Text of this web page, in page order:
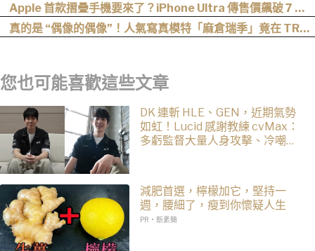
Apple 首款摺疊手機要來了？iPhone Ultra 傳售價飆破 7 萬
元！
真的是 “偶像的偶像”！人氣寫真模特「麻倉瑞季」竟在 TRE
您也可能喜歡這些文章
DK 連斬 HLE、GEN，近期氣勢
如虹！Lucid 感謝教練 cvMax：
多虧監督大量人身攻擊、冷嘲熱
減肥首選，檸檬加它，堅持一
週，腰細了，瘦到你懷疑人生
PR・新素簡